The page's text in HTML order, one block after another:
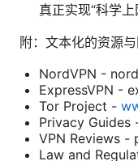
真正实现“科学上
附：文本化的资源与
NordVPN -
ExpressVPN -
Tor Project -
Privacy
VPN Reviews -
Law and